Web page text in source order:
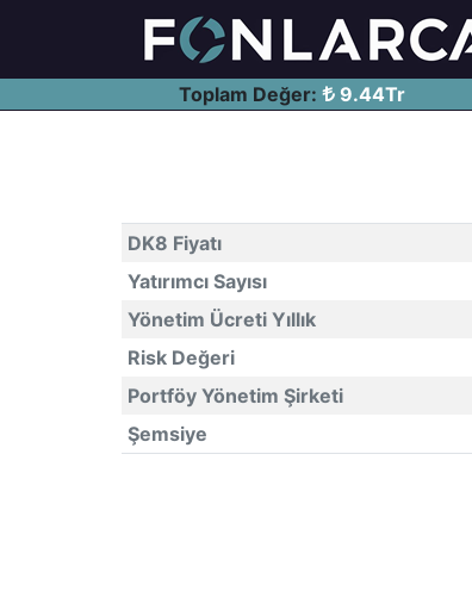
Toplam Değer: 9.44Tr
DK8 Fiyatı
Yatırımcı Sayısı
Yönetim Ücreti Yıllık
Risk Değeri
Portföy Yönetim Şirketi
Şemsiye